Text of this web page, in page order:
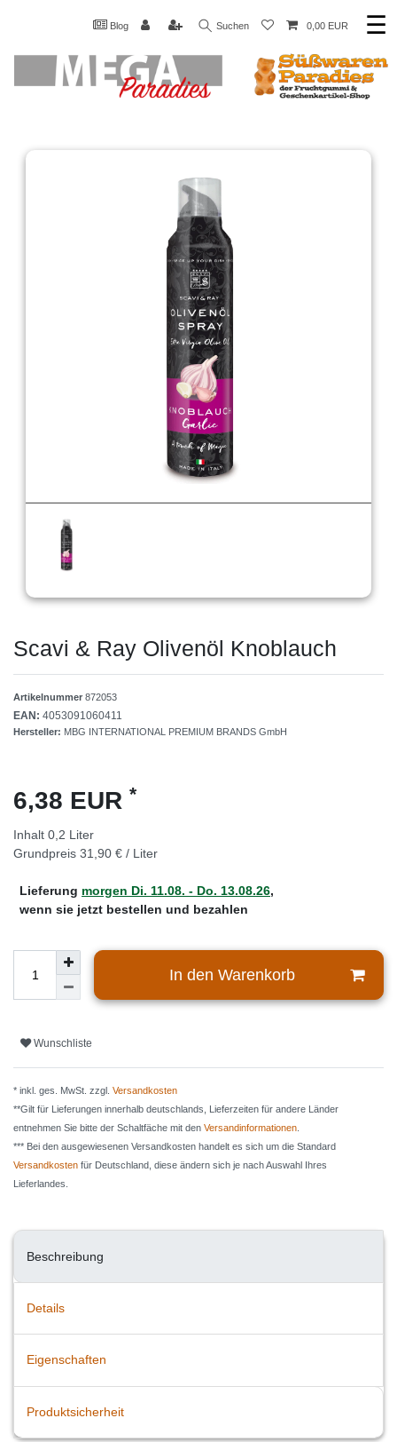
Blog Suchen 0,00 EUR ☰
Scavi & Ray Olivenöl Knoblauch
Artikelnummer 872053
EAN: 4053091060411
Hersteller: MBG INTERNATIONAL PREMIUM BRANDS GmbH
6,38 EUR *
Inhalt 0,2 Liter
Grundpreis 31,90 € / Liter
Lieferung morgen Di. 11.08. - Do. 13.08.26,
wenn sie jetzt bestellen und bezahlen
In den Warenkorb
Wunschliste
* inkl. ges. MwSt. zzgl. Versandkosten
**Gilt für Lieferungen innerhalb deutschlands, Lieferzeiten für andere Länder
entnehmen Sie bitte der Schaltfäche mit den Versandinformationen
*** Bei den ausgewiesenen Versandkosten handelt es sich um die Standard
Versandkosten für Deutschland, diese ändern sich je nach Auswahl Ihres
Lieferlandes.
Beschreibung
Details
Eigenschaften
Produktsicherheit